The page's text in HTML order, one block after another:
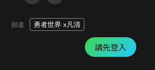
頻道 勇者世界 x凡清
請先登入